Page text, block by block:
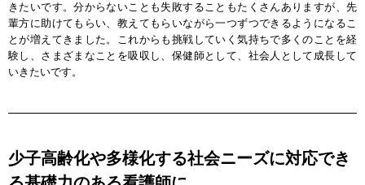
きたいです。分からないことも失敗することもたくさんありますが、先
輩方に助けてもらい、教えてもらいながら一つずつできるようになるこ
とが増えてきました。これからも挑戦していく気持ちで多くのことを経
験し、さまざまなことを吸収し、保健師として、社会人として成長して
いきたいです。
少子高齢化や多様化する社会ニーズに対応でき